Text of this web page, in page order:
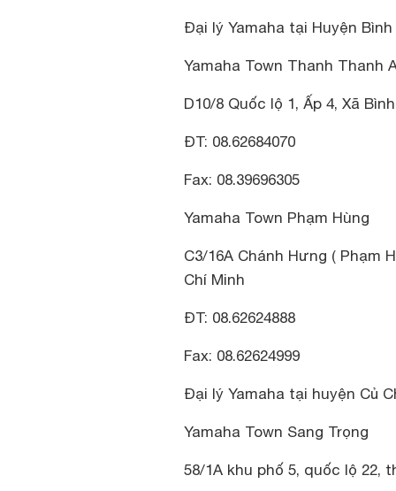
Đại lý Yamaha tại Huyện Bình
Yamaha Town Thanh Thanh
D10/8 Quốc lộ 1, Ấp 4, Xã
ĐT: 08.62684070
Fax: 08.39696305
Yamaha Town Phạm Hùng
C3/16A Chánh Hưng ( Phạm
Chí Minh
ĐT: 08.62624888
Fax: 08.62624999
Đại lý Yamaha tại huyện Củ
Yamaha Town Sang Trọng
58/1A khu phố 5, quốc lộ 22,